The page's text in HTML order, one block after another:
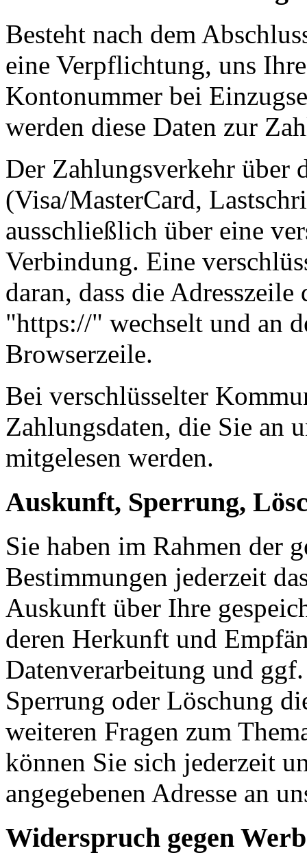
Besteht nach dem
eine Verpflichtung, uns
Kontonummer bei
werden diese Daten zur
Der Zahlungsverkehr über
(Visa/MasterCard,
ausschließlich über eine
Verbindung. Eine
daran, dass die
"https://" wechselt und an
Browserzeile.
Bei verschlüsselter
Zahlungsdaten, die Sie an
mitgelesen werden.
Auskunft, Sperrung,
Sie haben im Rahmen der
Bestimmungen jederzeit
Auskunft über Ihre
deren Herkunft und
Datenverarbeitung und
Sperrung oder Löschung
weiteren Fragen zum
können Sie sich jederzeit
angegebenen Adresse an
Widerspruch gegen